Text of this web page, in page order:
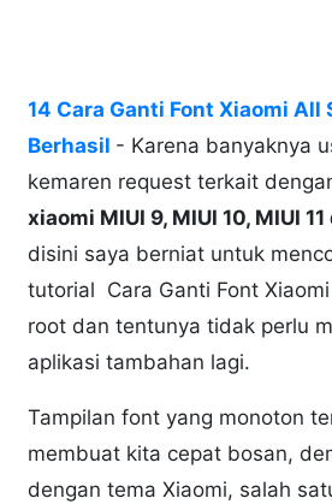
14 Cara Ganti Font Xiaomi All
Berhasil - Karena banyaknya
kemaren request terkait
xiaomi MIUI 9, MIUI 10, MIUI 11
disini saya berniat untuk
tutorial Cara Ganti Font
root dan tentunya tidak perlu
aplikasi tambahan lagi.
Tampilan font yang monoton
membuat kita cepat bosan,
dengan tema Xiaomi, salah